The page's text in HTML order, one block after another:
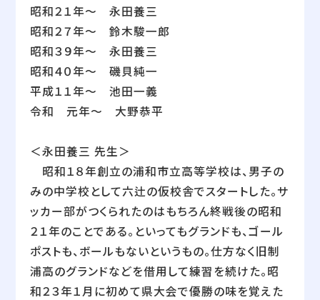
昭和２１年～ 永田養三
昭和２７年～ 鈴木駿一郎
昭和３９年～ 永田養三
昭和４０年～ 磯貝純一
平成１１年～ 池田一義
令和 元年～ 大野恭平
＜永田養三 先生＞
昭和１８年創立の浦和市立高等学校は、男子の
みの中学校として六辻の仮校舎でスタートした。サ
ッカー部がつくられたのはもちろん終戦後の昭和
２１年のことである。といってもグランドも、ゴール
ポストも、ボールもないというもの。仕方なく旧制
浦高のグランドなどを借用して練習を続けた。昭
和２３年１月に初めて県大会で優勝の味を覚えた